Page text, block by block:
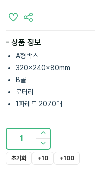
- 상품 정보
A형박스
320x240x80mm
B골
로터리
1파레트 2070매
1
초기화 +10 +100